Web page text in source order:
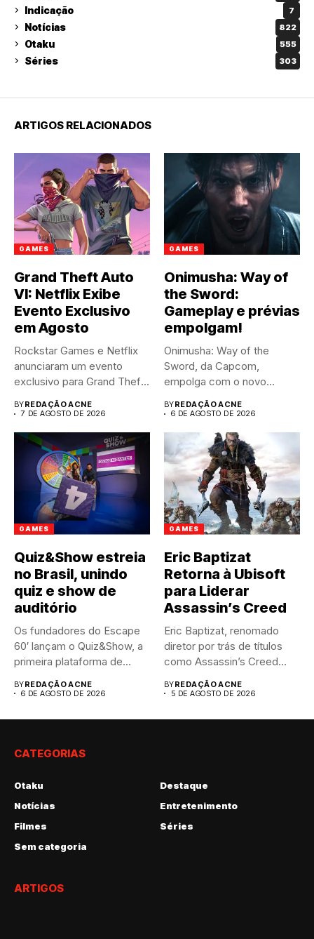
Indicação 7
Notícias 822
Otaku 555
Séries 303
ARTIGOS RELACIONADOS
GAMES
Grand Theft Auto
VI: Netflix Exibe
Evento Exclusivo
em Agosto
Rockstar Games e Netflix
anunciaram um evento
exclusivo para Grand Theft
BYREDAÇÃO ACNE
7 DE AGOSTO DE 2026
GAMES
Onimusha: Way of
the Sword:
Gameplay e prévias
empolgam!
Onimusha: Way of the
Sword, da Capcom,
empolga com o novo
BYREDAÇÃO ACNE
6 DE AGOSTO DE 2026
GAMES
Quiz&Show estreia
no Brasil, unindo
quiz e show de
auditório
Os fundadores do Escape
60′ lançam o Quiz&Show, a
primeira plataforma de...
BYREDAÇÃO ACNE
6 DE AGOSTO DE 2026
GAMES
Eric Baptizat
Retorna à Ubisoft
para Liderar
Assassin’s Creed
Eric Baptizat, renomado
diretor por trás de títulos
como Assassin’s Creed
BYREDAÇÃO ACNE
5 DE AGOSTO DE 2026
CATEGORIAS
Otaku
Destaque
Notícias
Entretenimento
Filmes
Séries
Sem categoria
ARTIGOS